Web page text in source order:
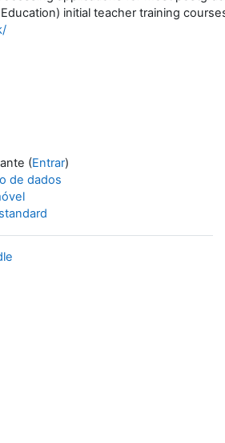
initial teacher training
(Entrar)
de dados